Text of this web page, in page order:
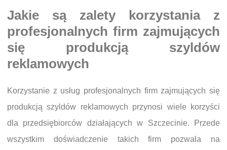
Jakie są zalety korzystania z
profesjonalnych firm zajmujących
się produkcją szyldów
reklamowych
Korzystanie z usług profesjonalnych firm zajmujących się
produkcją szyldów reklamowych przynosi wiele korzyści
dla przedsiębiorców działających w Szczecinie. Przede
wszystkim doświadczenie takich firm pozwala na